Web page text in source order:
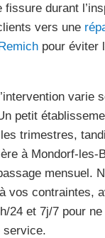
fissure durant
vers une
pour éviter
varie
petit
trimestres,
à Mondorf-les-
mensuel.
vos contraintes,
24 et 7j/7 pour
service.